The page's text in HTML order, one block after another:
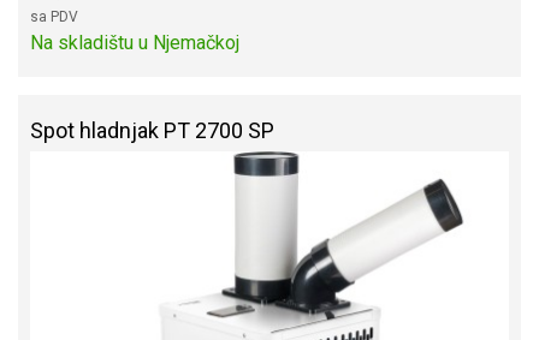
sa PDV
Na skladištu u Njemačkoj
Spot hladnjak PT 2700 SP